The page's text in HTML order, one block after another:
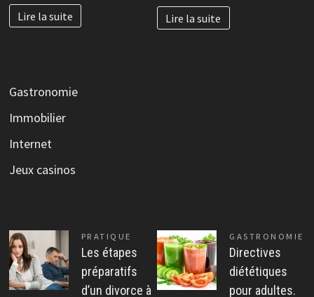
Lire la suite Lire la suite
Gastronomie
Immobilier
Internet
Jeux casinos
PRATIQUE
Les étapes
préparatifs
d’un divorce à
GASTRONOMIE
Directives
diététiques
pour adultes.